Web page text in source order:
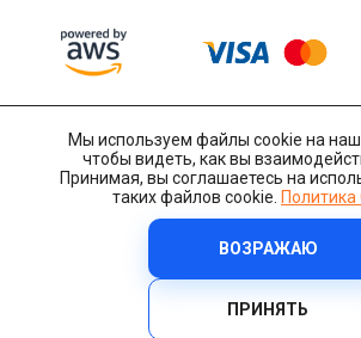
Copyright © 2014-2026 IT-Decision Telecom OU
Политика Безопасности
Сайт
Мы используем файлы cookie на
чтобы видеть, как вы
Принимая, вы соглашаетесь на
таких файлов cookie. Политика
ВОЗРАЖАЮ
ПРИНЯТЬ